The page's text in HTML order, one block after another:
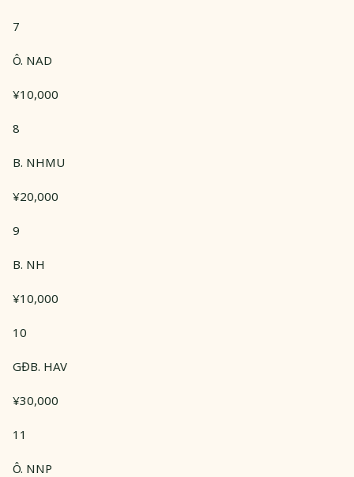
7
Ô. NAD
¥10,000
8
B. NHMU
¥20,000
9
B. NH
¥10,000
10
GĐB. HAV
¥30,000
11
Ô. NNP